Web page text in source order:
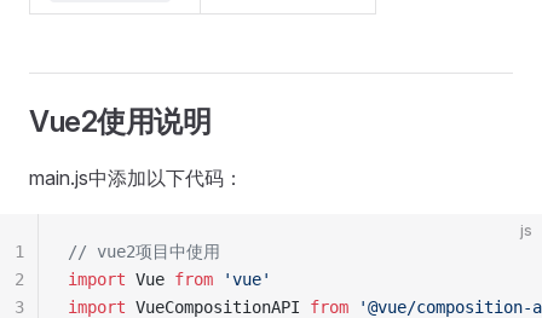
Vue2使用说明
main.js中添加以下代码：
js
// vue2项目中使用
import Vue from 'vue'
import VueCompositionAPI from '@vue/
1
2
3